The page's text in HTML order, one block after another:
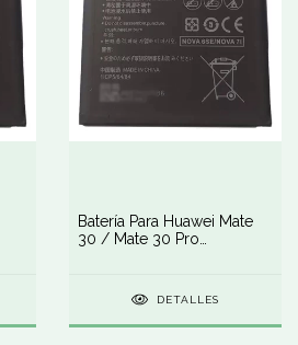
Batería Para Huawei Mate
30 / Mate 30 Pro
DETALLES